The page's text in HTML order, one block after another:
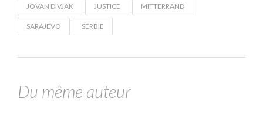
JOVAN DIVJAK JUSTICE MITTERRAND
SARAJEVO SERBIE
Du même auteur